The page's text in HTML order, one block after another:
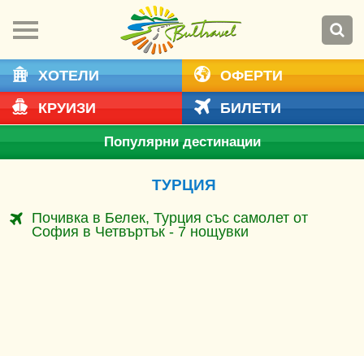
ХОТЕЛИ
ОФЕРТИ
КРУИЗИ
БИЛЕТИ
Популярни дестинации
ТУРЦИЯ
Почивка в Белек, Турция със самолет от
София в Четвъртък - 7 нощувки